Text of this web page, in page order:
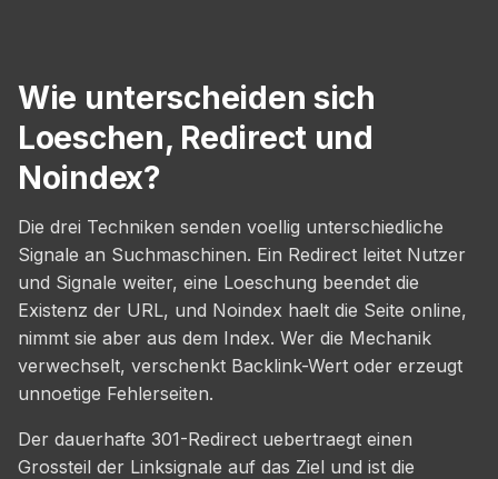
Wie unterscheiden sich
Loeschen, Redirect und
Noindex?
Die drei Techniken senden voellig unterschiedliche
Signale an Suchmaschinen. Ein Redirect leitet Nutzer
und Signale weiter, eine Loeschung beendet die
Existenz der URL, und Noindex haelt die Seite online,
nimmt sie aber aus dem Index. Wer die Mechanik
verwechselt, verschenkt Backlink-Wert oder erzeugt
unnoetige Fehlerseiten.
Der dauerhafte 301-Redirect uebertraegt einen
Grossteil der Linksignale auf das Ziel und ist die